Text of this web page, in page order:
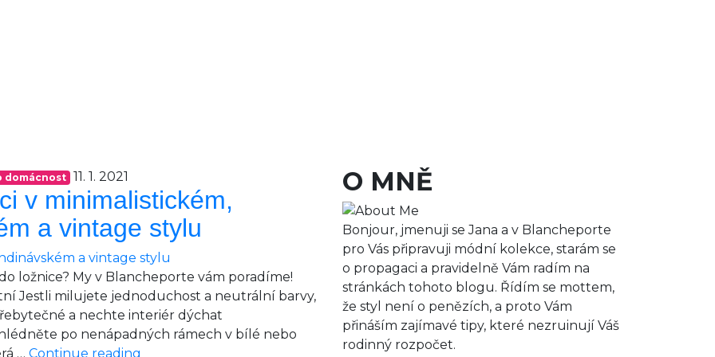
domácnost 11. 1. 2021
v minimalistickém,
a vintage stylu
ložnice? My v Blancheporte vám poradíme!
Jestli milujete jednoduchost a neutrální barvy,
a nechte interiér dýchat
po nenápadných rámech v bílé nebo
… Continue reading
O MNĚ
Bonjour, jmenuji se Jana a v Blancheporte
pro Vás připravuji módní kolekce, starám se
o propagaci a pravidelně Vám radím na
stránkách tohoto blogu. Řídím se mottem,
že styl není o penězích, a proto Vám
přináším zajímavé tipy, které nezruinují Váš
rodinný rozpočet.